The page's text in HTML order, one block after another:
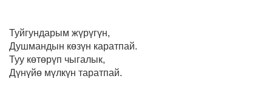
Туйгундарым жүрүгүн,
Душмандын көзүн каратпай.
Туу көтөрүп чыгалык,
Дүнүйө мүлкүн таратпай.